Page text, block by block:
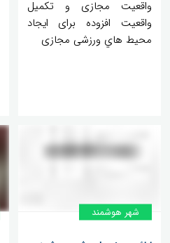
واقعیت مجازی و تکمیل
واقعیت افزوده برای ايجاد
محيط هاي ورزشی مجازی
شهر هوشمند